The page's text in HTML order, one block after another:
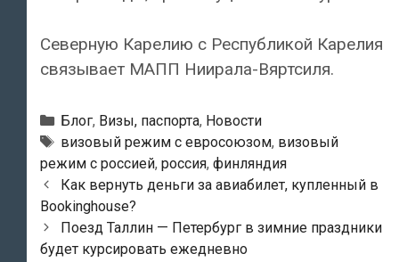
Северную Карелию с Республикой Карелия
связывает МАПП Ниирала-Вяртсиля.
Рубрики
Блог, Визы, паспорта, Новости
Метки
визовый режим с евросоюзом, визовый
режим с россией, россия, финляндия
Навигация
по
записям
Как вернуть деньги за авиабилет, купленный в
Bookinghouse?
Поезд Таллин — Петербург в зимние праздники
будет курсировать ежедневно